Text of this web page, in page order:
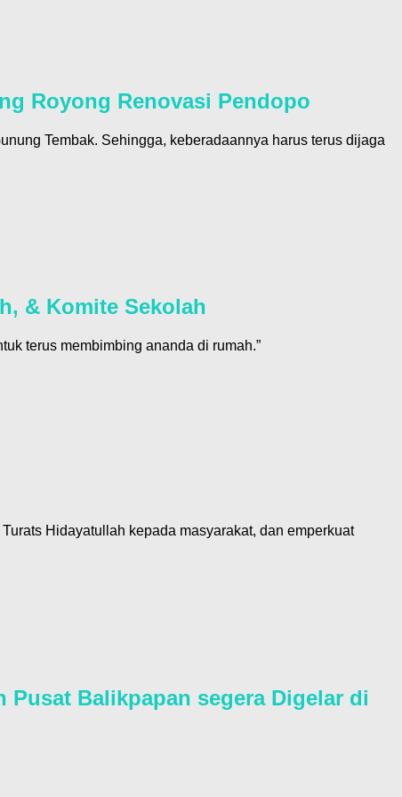
Royong Renovasi Pendopo
Tembak. Sehingga, keberadaannya harus terus dijaga
& Komite Sekolah
terus membimbing ananda di rumah.”
Hidayatullah kepada masyarakat, dan emperkuat
Pusat Balikpapan segera Digelar di